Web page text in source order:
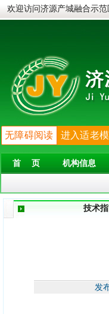
欢迎访问济源产城融合示
无障碍阅读 进入适老
首 页 机构信息
技术
发